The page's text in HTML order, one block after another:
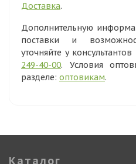
Доставка.
Дополнительную
поставки и
уточняйте у
249-40-00. Условия
разделе: оптовикам.
Каталог